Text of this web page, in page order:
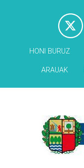
HONI BURUZ
ARAUAK